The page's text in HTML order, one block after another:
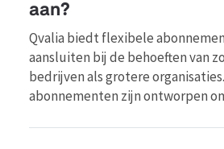
aan?
Qvalia biedt flexibele
aansluiten bij de behoeften van
bedrijven als grotere
abonnementen zijn ontworpen